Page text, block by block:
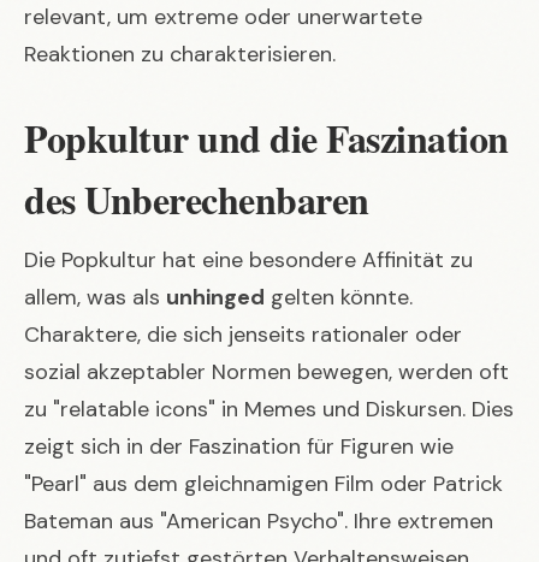
relevant, um extreme oder unerwartete
Reaktionen zu charakterisieren.
Popkultur und die Faszination
des Unberechenbaren
Die Popkultur hat eine besondere Affinität zu
allem, was als unhinged gelten könnte.
Charaktere, die sich jenseits rationaler oder
sozial akzeptabler Normen bewegen, werden oft
zu "relatable icons" in Memes und Diskursen. Dies
zeigt sich in der Faszination für Figuren wie
"Pearl" aus dem gleichnamigen Film oder Patrick
Bateman aus "American Psycho". Ihre extremen